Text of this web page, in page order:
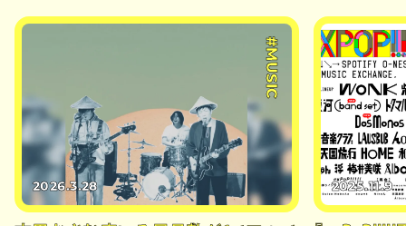
#MUSIC
2026.3.28 2025.11.9